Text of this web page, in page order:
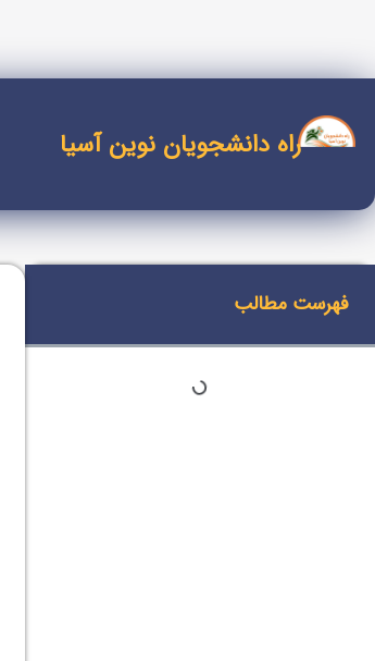
راه دانشجویان نوین آسیا
فهرست مطالب